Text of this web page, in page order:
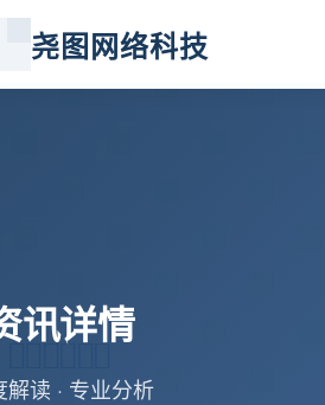
尧图网络科技
讯详情
解读 · 专业分析